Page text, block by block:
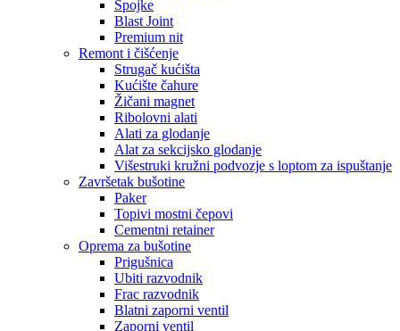
Spojke
Blast Joint
Premium nit
Remont i čišćenje
Strugač kućišta
Kućište čahure
Žičani magnet
Ribolovni alati
Alati za glodanje
Alat za sekcijsko glodanje
Višestruki kružni podvozje s loptom za ispuštanje
Završetak bušotine
Paker
Topivi mostni čepovi
Cementni retainer
Oprema za bušotine
Prigušnica
Ubiti razvodnik
Frac razvodnik
Blatni zaporni ventil
Zaporni ventil